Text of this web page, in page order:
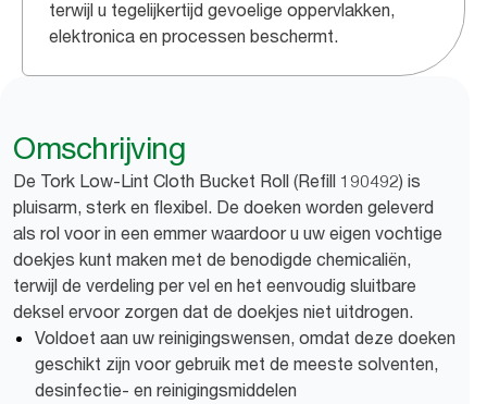
terwijl u tegelijkertijd gevoelige oppervlakken,
elektronica en processen beschermt.
Omschrijving
De Tork Low-Lint Cloth Bucket Roll (Refill 190492) is
pluisarm, sterk en flexibel. De doeken worden geleverd
als rol voor in een emmer waardoor u uw eigen vochtige
doekjes kunt maken met de benodigde chemicaliën,
terwijl de verdeling per vel en het eenvoudig sluitbare
deksel ervoor zorgen dat de doekjes niet uitdrogen.
Voldoet aan uw reinigingswensen, omdat deze doeken
geschikt zijn voor gebruik met de meeste solventen,
desinfectie- en reinigingsmiddelen